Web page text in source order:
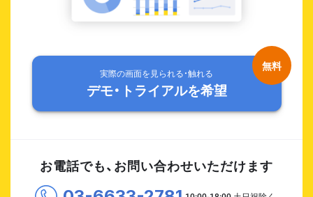
実際の画面を見られる・触れる
デモ・トライアルを希望
お電話でも、お問い合わせいただけます